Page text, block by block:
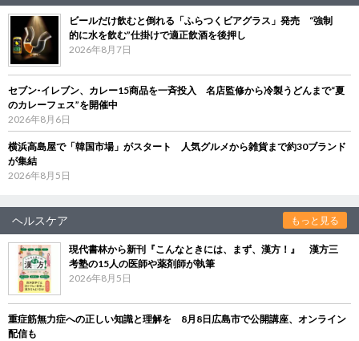
ビールだけ飲むと倒れる「ふらつくビアグラス」発売 “強制
的に水を飲む”仕掛けで適正飲酒を後押し
2026年8月7日
セブン‐イレブン、カレー15商品を一斉投入 名店監修から冷製うどんまで“夏
のカレーフェス”を開催中
2026年8月6日
横浜高島屋で「韓国市場」がスタート 人気グルメから雑貨まで約30ブランド
が集結
2026年8月5日
ヘルスケア もっと見る
現代書林から新刊『こんなときには、まず、漢方！』 漢方三
考塾の15人の医師や薬剤師が執筆
2026年8月5日
重症筋無力症への正しい知識と理解を 8月8日広島市で公開講座、オンライン
配信も